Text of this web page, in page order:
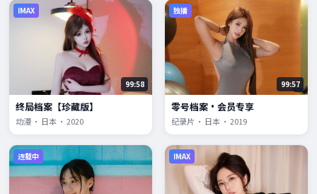
IMAX
99:58
终局档案【珍藏版】
动漫 · 日本 · 2020
独播
99:57
零号档案·会员专享
纪录片 · 日本 · 2019
连载中 IMAX